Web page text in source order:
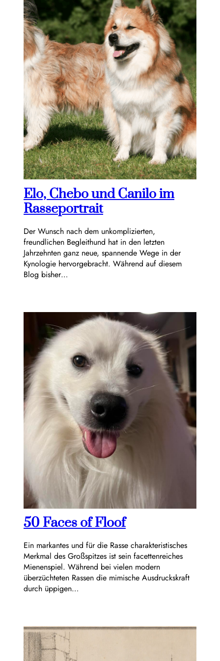
Elo, Chebo und Canilo im
Rasseportrait
Der Wunsch nach dem unkomplizierten,
freundlichen Begleithund hat in den letzten
Jahrzehnten ganz neue, spannende Wege in der
Kynologie hervorgebracht. Während auf diesem
Blog bisher…
50 Faces of Floof
Ein markantes und für die Rasse charakteristisches
Merkmal des Großspitzes ist sein facettenreiches
Mienenspiel. Während bei vielen modern
überzüchteten Rassen die mimische Ausdruckskraft
durch üppigen…